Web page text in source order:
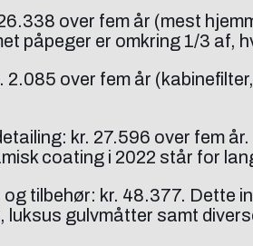
over fem år (mest
påpeger er omkring 1/3 af,
2.085 over fem år
kr. 27.596 over fem
coating i 2022 står for
og tilbehør: kr. 48.377. Dette
luksus gulvmåtter samt